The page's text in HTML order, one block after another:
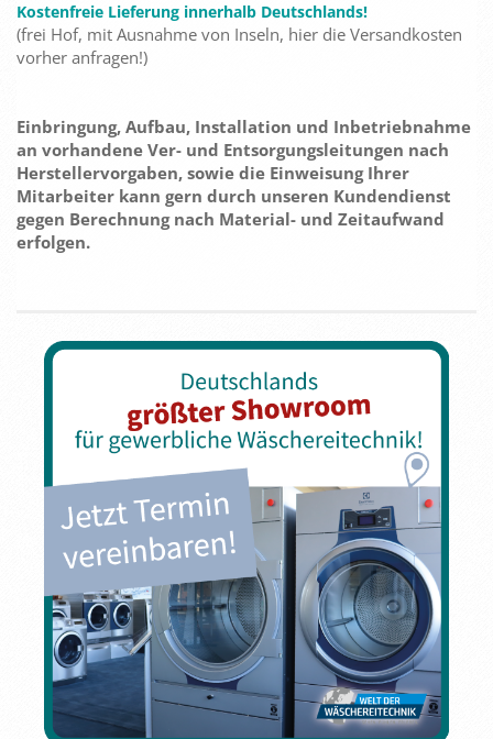
Kostenfreie Lieferung innerhalb Deutschlands!
(frei Hof, mit Ausnahme von Inseln, hier die Versandkosten
vorher anfragen!)
Einbringung, Aufbau, Installation und Inbetriebnahme
an vorhandene Ver- und Entsorgungsleitungen nach
Herstellervorgaben, sowie die Einweisung Ihrer
Mitarbeiter kann gern durch unseren Kundendienst
gegen Berechnung nach Material- und Zeitaufwand
erfolgen.